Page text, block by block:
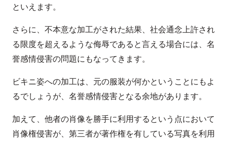
といえます。
さらに、不本意な加工がされた結果、社会通念上許され
る限度を超えるような侮辱であると言える場合には、名
誉感情侵害の問題にもなってきます。
ビキニ姿への加工は、元の服装が何かということにもよ
るでしょうが、名誉感情侵害となる余地があります。
加えて、他者の肖像を勝手に利用するという点において
肖像権侵害が、第三者が著作権を有している写真を利用